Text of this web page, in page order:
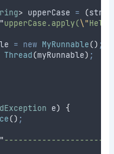
> upperCase = (str
"upperCase.apply(\"
= new MyRunnable() ;
Thread(myRunnable) ;
e)
{
() ;
"